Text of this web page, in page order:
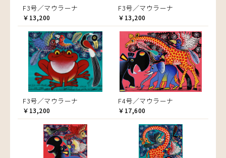
F3号／マウラーナ
￥13,200
F3号／マウラーナ
￥13,200
F3号／マウラーナ
￥13,200
F4号／マウラーナ
￥17,600